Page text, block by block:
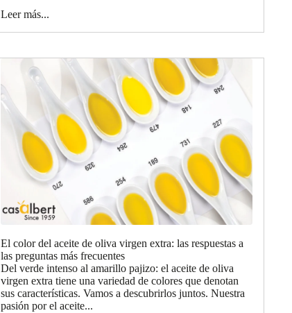
Leer más...
El color del aceite de oliva virgen extra: las respuestas a
las preguntas más frecuentes
Del verde intenso al amarillo pajizo: el aceite de oliva
virgen extra tiene una variedad de colores que denotan
sus características. Vamos a descubrirlos juntos. Nuestra
pasión por el aceite...